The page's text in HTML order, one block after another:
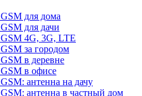
для дома
для дачи
4G, 3G, LTE
за городом
в деревне
в офисе
антенна на дачу
антенна в частный дом